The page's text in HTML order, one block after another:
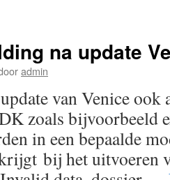
na update
admin
van Venice ook
zoals bijvoorbeeld
in een bepaalde
bij het uitvoeren